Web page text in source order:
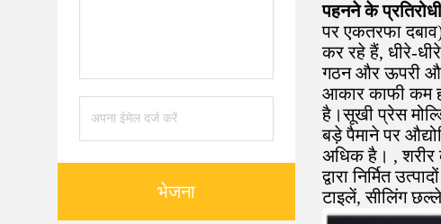
भेजना
पहनने के
पर एकतरफा
कर रहे हैं, धीरे-
गठन और ऊपरी और
आकार काफी कम
है।सूखी प्रेस
बड़े पैमाने पर
अधिक है। , शरीर
द्वारा निर्मित
टाइलें, सीलिंग